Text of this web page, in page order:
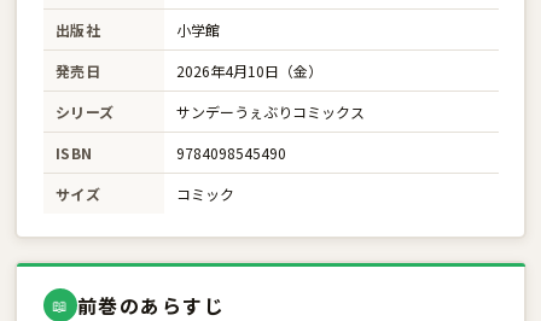
出版社
小学館
発売日
2026年4月10日（金）
シリーズ
サンデーうぇぶりコミックス
ISBN
9784098545490
サイズ
コミック
📖 前巻のあらすじ